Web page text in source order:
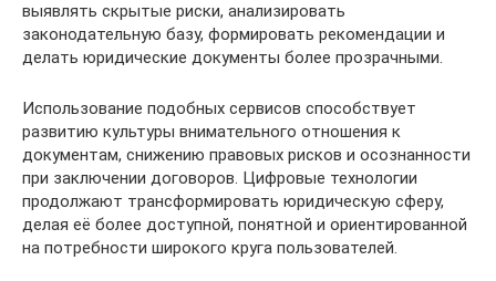
выявлять скрытые риски, анализировать
законодательную базу, формировать рекомендации и
делать юридические документы более прозрачными.
Использование подобных сервисов способствует
развитию культуры внимательного отношения к
документам, снижению правовых рисков и осознанности
при заключении договоров. Цифровые технологии
продолжают трансформировать юридическую сферу,
делая её более доступной, понятной и ориентированной
на потребности широкого круга пользователей.